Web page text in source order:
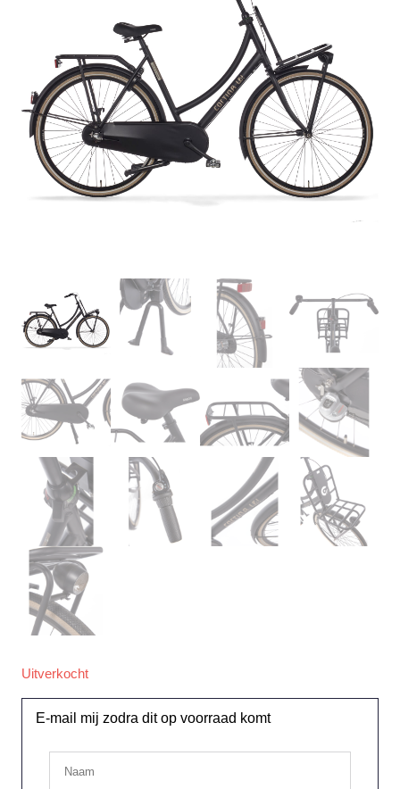
Uitverkocht
E-mail mij zodra dit op voorraad komt